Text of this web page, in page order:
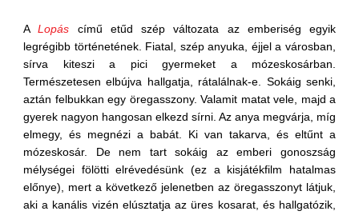
ALopás című etűd szép változata az emberiség egyik
legrégibb történetének. Fiatal, szép anyuka, éjjel a városban,
sírva kiteszi a pici gyermeket a mózeskosárban.
Természetesen elbújva hallgatja, rátalálnak-e. Sokáig senki,
aztán felbukkan egy öregasszony. Valamit matat vele, majd a
gyerek nagyon hangosan elkezd sírni. Az anya megvárja, míg
elmegy, és megnézi a babát. Ki van takarva, és eltűnt a
mózeskosár. De nem tart sokáig az emberi gonoszság
mélységei fölötti elrévedésünk (ez a kisjátékfilm hatalmas
előnye), mert a következő jelenetben az öregasszonyt látjuk,
aki a kanális vizén elúsztatja az üres kosarat, és hallgatózik,